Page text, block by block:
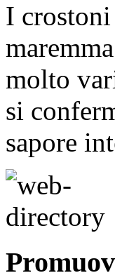
I
molto
si
sapore